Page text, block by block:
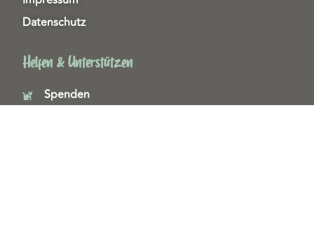
Datenschutz
Helfen & Unterstützen
Spenden